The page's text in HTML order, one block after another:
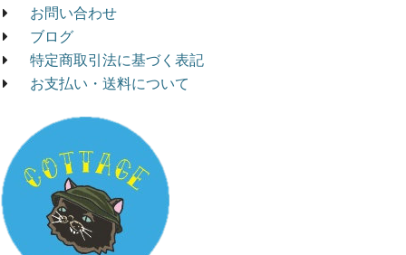
お問い合わせ
ブログ
特定商取引法に基づく表記
お支払い・送料について